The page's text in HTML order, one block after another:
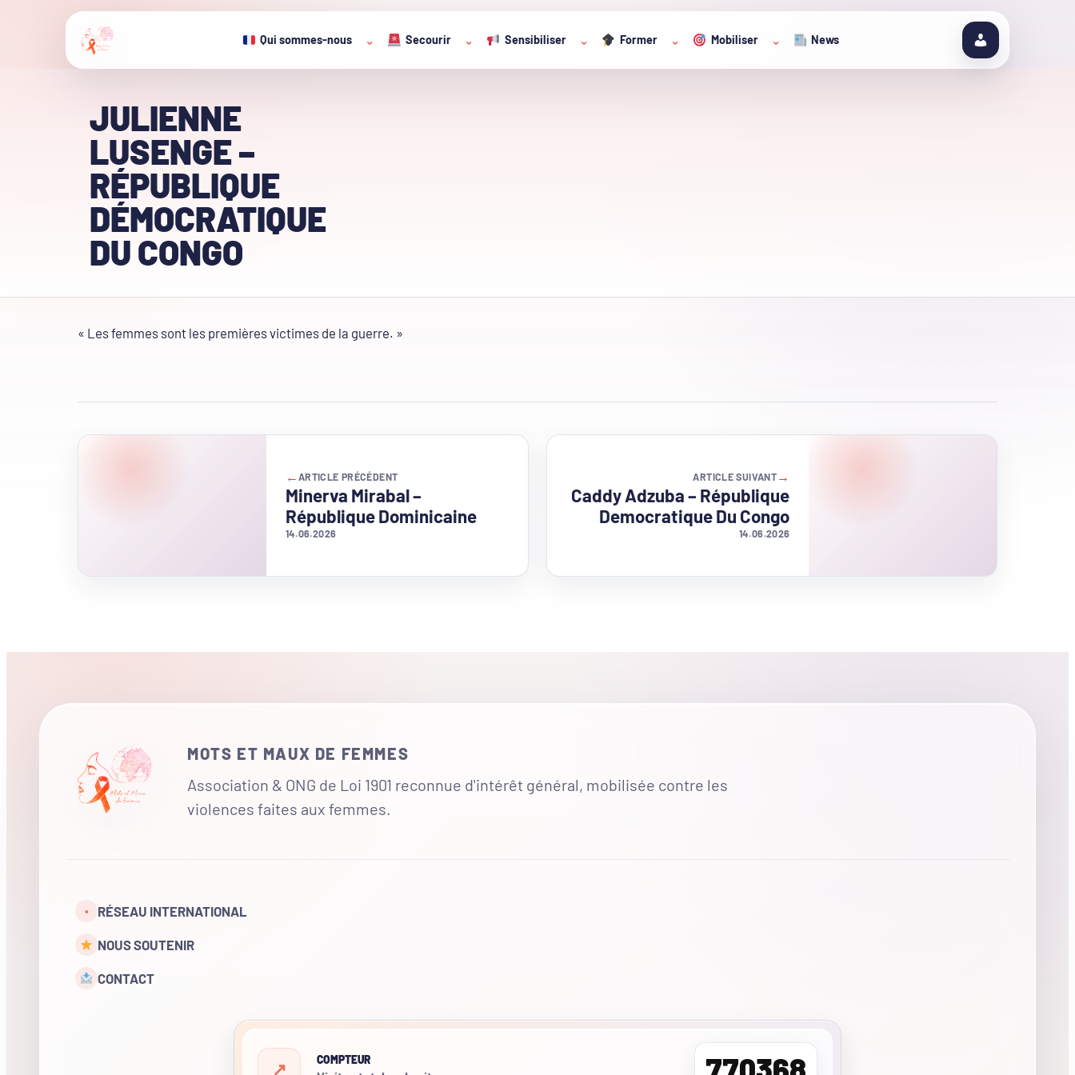
Qui sommes-nous ⌄ Secourir ⌄ Sensibiliser ⌄ Former ⌄ Mobiliser ⌄ News
JULIENNE
LUSENGE –
RÉPUBLIQUE
DÉMOCRATIQUE
DU CONGO
« Les femmes sont les premières victimes de la guerre. »
← ARTICLE PRÉCÉDENT
Minerva Mirabal –
République Dominicaine
14.06.2026
→
ARTICLE SUIVANT
Caddy Adzuba – République
Democratique Du Congo
14.06.2026
MOTS ET MAUX DE FEMMES
Association & ONG de Loi 1901 reconnue d'intérêt général, mobilisée contre les
violences faites aux femmes.
• RÉSEAU INTERNATIONAL
NOUS SOUTENIR
CONTACT
COMPTEUR